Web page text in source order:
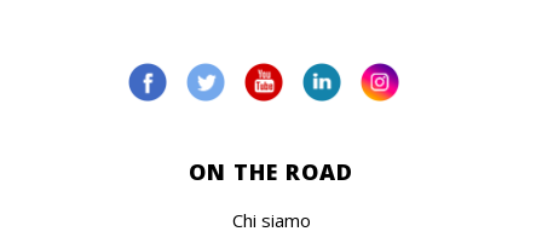
ON THE ROAD
Chi siamo